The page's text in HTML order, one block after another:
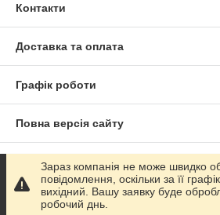
Контакти
Доставка та оплата
Графік роботи
Повна версія сайту
Сайт створено на маркетплейсі
Політика конфіденційності
Зараз компанія не може швидко
повідомлення, оскільки за її
вихідний. Вашу заявку буде
робочий днь.